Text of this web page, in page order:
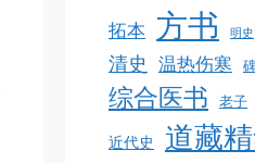
拓本 方书 明史
清史 温热伤寒
综合医书 老子
近代史 道藏